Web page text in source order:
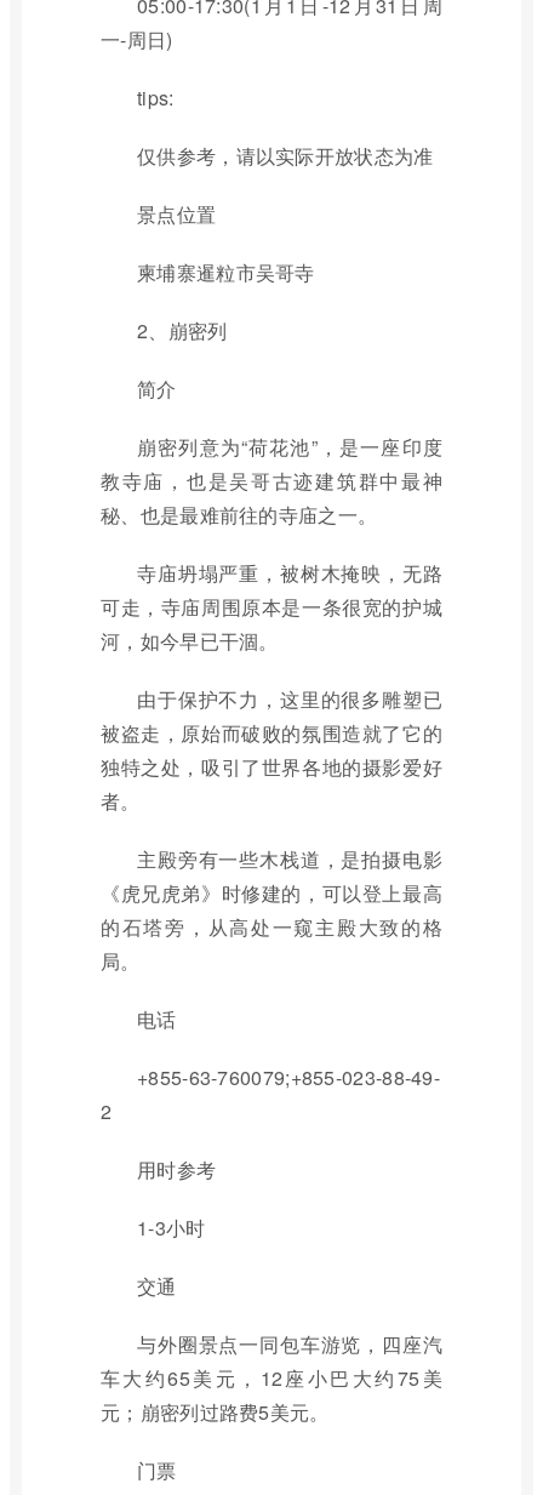
一-周日)
tips:
仅供参考，请以实际开放状态为准
景点位置
柬埔寨暹粒市吴哥寺
2、崩密列
简介
崩密列意为“荷花池”，是一座印度
教寺庙，也是吴哥古迹建筑群中最神
秘、也是最难前往的寺庙之一。
寺庙坍塌严重，被树木掩映，无路
可走，寺庙周围原本是一条很宽的护城
河，如今早已干涸。
由于保护不力，这里的很多雕塑已
被盗走，原始而破败的氛围造就了它的
独特之处，吸引了世界各地的摄影爱好
者。
主殿旁有一些木栈道，是拍摄电影
《虎兄虎弟》时修建的，可以登上最高
的石塔旁，从高处一窥主殿大致的格
局。
电话
+855-63-760079;+855-023-88-49-
2
用时参考
1-3小时
交通
与外圈景点一同包车游览，四座汽
车大约65美元，12座小巴大约75美
元；崩密列过路费5美元。
门票